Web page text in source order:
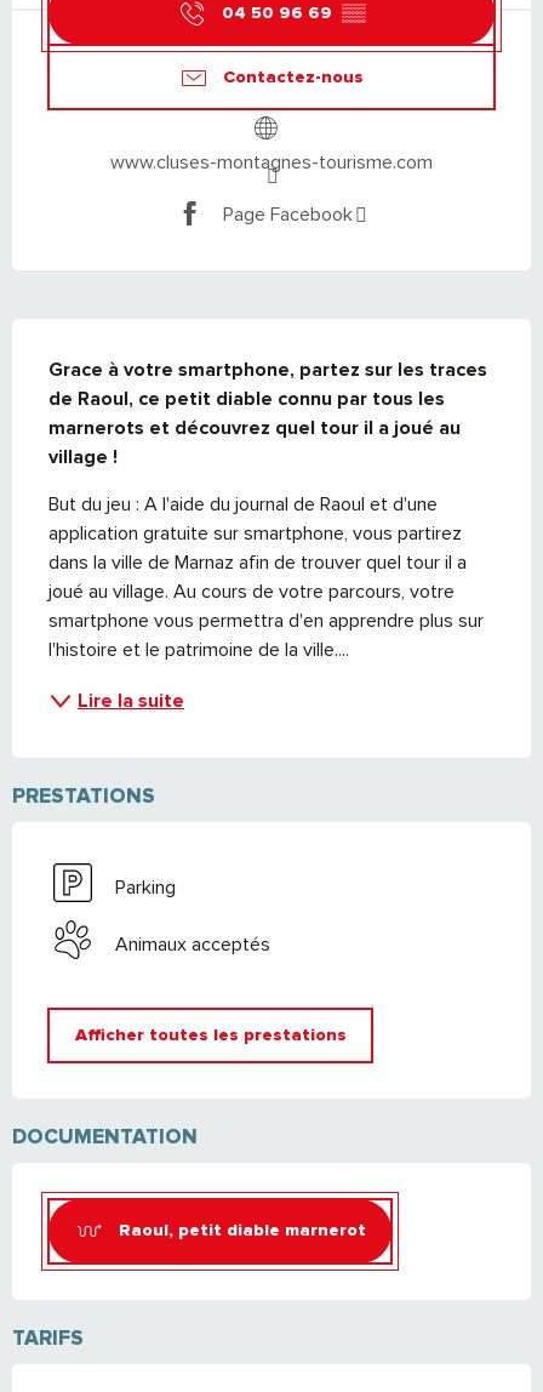
04 50 96 69 ▒▒
Contactez-nous
www.cluses-montagnes-tourisme.com
Page Facebook
Grace à votre smartphone, partez sur les traces
de Raoul, ce petit diable connu par tous les
marnerots et découvrez quel tour il a joué au
village !
But du jeu : A l'aide du journal de Raoul et d'une
application gratuite sur smartphone, vous partirez
dans la ville de Marnaz afin de trouver quel tour il a
joué au village. Au cours de votre parcours, votre
smartphone vous permettra d'en apprendre plus sur
l'histoire et le patrimoine de la ville....
Lire la suite
PRESTATIONS
Parking
Animaux acceptés
Afficher toutes les prestations
DOCUMENTATION
Raoul, petit diable marnerot
TARIFS